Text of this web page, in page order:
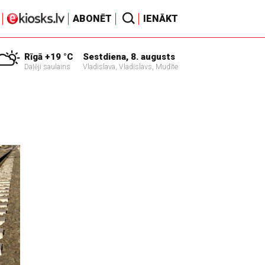
ABONĒT IENĀKT
Rīgā +19 °C
Daļēji saulains
Sestdiena, 8. augusts
Vladislava, Vladislavs, Mudīte